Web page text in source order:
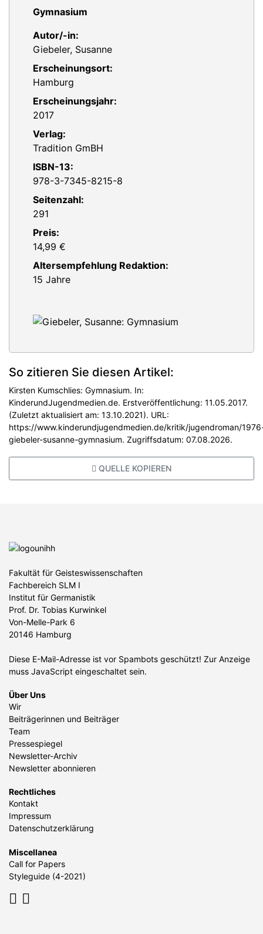
Gymnasium
Autor/-in:
Giebeler, Susanne
Erscheinungsort:
Hamburg
Erscheinungsjahr:
2017
Verlag:
Tradition GmBH
ISBN-13:
978-3-7345-8215-8
Seitenzahl:
291
Preis:
14,99 €
Altersempfehlung Redaktion:
15 Jahre
So zitieren Sie diesen Artikel:
Kirsten Kumschlies: Gymnasium. In:
KinderundJugendmedien.de. Erstveröffentlichung: 11.05.2017.
(Zuletzt aktualisiert am: 13.10.2021). URL:
https://www.kinderundjugendmedien.de/kritik/jugendroman/
giebeler-susanne-gymnasium. Zugriffsdatum: 07.08.2026.
QUELLE KOPIEREN
Fakultät für Geisteswissenschaften
Fachbereich SLM I
Institut für Germanistik
Prof. Dr. Tobias Kurwinkel
Von-Melle-Park 6
20146 Hamburg
Diese E-Mail-Adresse ist vor Spambots geschützt! Zur Anzeige
muss JavaScript eingeschaltet sein.
Über Uns
Wir
Beiträgerinnen und Beiträger
Team
Pressespiegel
Newsletter-Archiv
Newsletter abonnieren
Rechtliches
Kontakt
Impressum
Datenschutzerklärung
Miscellanea
Call for Papers
Styleguide (4-2021)